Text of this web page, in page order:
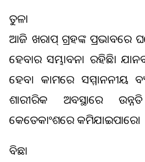
ତୁଳା
ଆଜି ଖରାପ୍ ଗ୍ରହଙ୍କ ପ୍ରଭାବରେ
ହେବାର ସମ୍ଭାବନା ରହିଛି।
ହେବ। କାମରେ ସମ୍ମାନନୀୟ
ଶାରୀରିକ ଅବସ୍ଥାରେ
କେତେକାଂଶରେ କମିଯାଇପାରେ।
ବିଛା